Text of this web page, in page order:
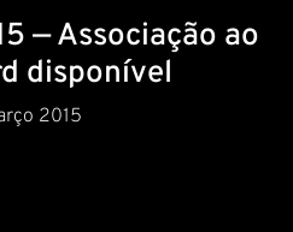
— Associação ao
disponível
2015